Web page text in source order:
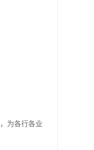
为各行各业